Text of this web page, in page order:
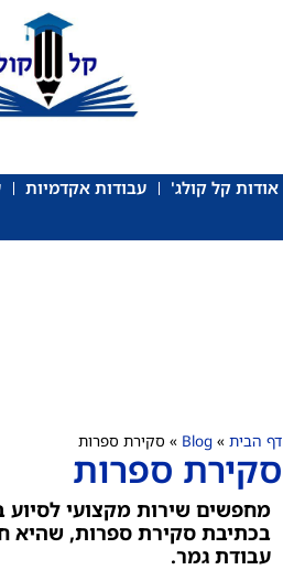
אודות קל קולג' עבודות אקדמיות
דף הבית »
Blog
» סקירת ספרות
סקירת ספרות
מחפשים שירות מקצועי
בכתיבת סקירת ספרות, שהיא
עבודת גמר.